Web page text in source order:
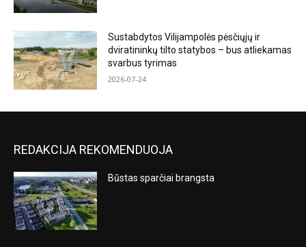
Sustabdytos Vilijampolės pėsčiųjų ir
dviratininkų tilto statybos – bus atliekamas
svarbus tyrimas
2026-07-24
REDAKCIJA REKOMENDUOJA
Būstas sparčiai brangsta